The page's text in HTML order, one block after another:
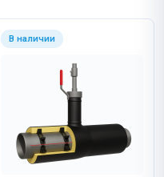
В наличии